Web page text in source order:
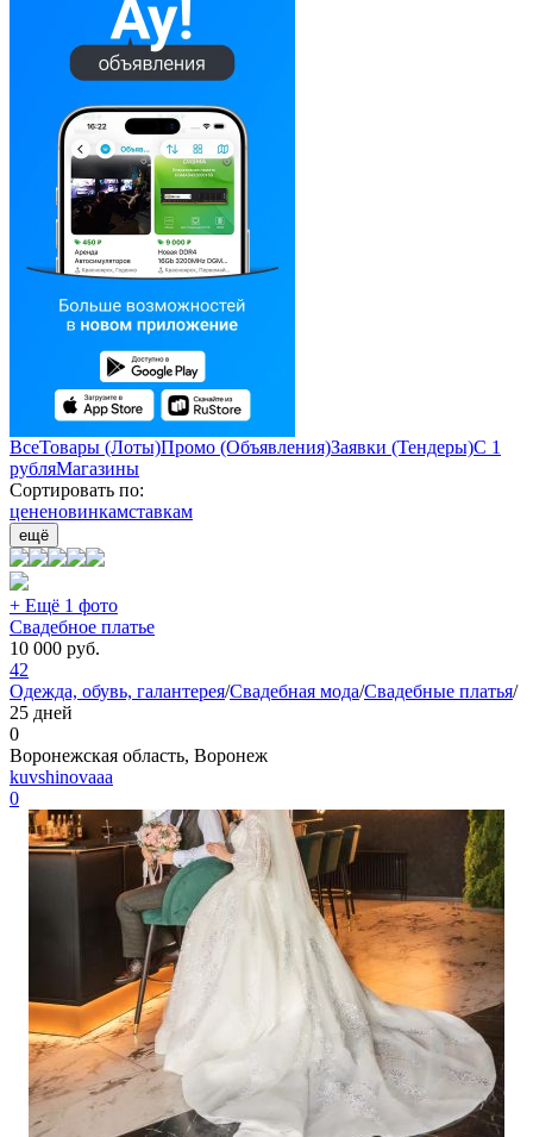
ВсеТовары (Лоты)Промо (Объявления)Заявки (Тендеры)С 1
рубляМагазины
Сортировать по:
цененовинкамставкам
ещё
+ Ещё 1 фото
Свадебное платье
10 000 руб.
42
Одежда, обувь, галантерея/Свадебная мода/Свадебные платья/
25 дней
0
Воронежская область, Воронеж
kuvshinovaaa
0